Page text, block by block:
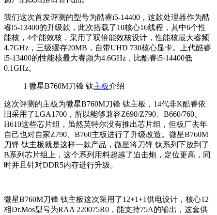
我们这次首发评测的型号为酷睿i5-14400，这款处理器作为酷
睿i5-13400的升级款，此次搭载了10核心16线程，其中6个性
能核，4个能效核，采用了双倍能效核设计，性能核最大睿频
4.7GHz，三级缓存20MB，自带UHD 730核心显卡。
上代酷睿
i5-13400的性能核最大睿频为4.6GHz，比酷睿i5-14400低
0.1GHz。
1 微星B760M刀锋 钛主板介绍
这次评测的主板为微星B760M刀锋 钛主板，14代非K酷睿依
旧采用了LGA1700，所以能够兼容Z690/Z790、B660/760、
H610这些芯片组，虽然英特尔没有推出芯片组，但板厂去年
自己也对自家Z790、B760主板进行了升级改造。微星B760M
刀锋 钛主板就是这样一款产品，微星将刀锋 钛系列下放到了
B系列芯片组上，这个系列用料超越了迫击炮，定位更高，同
时并且针对DDR5内存进行升级。
微星B760M刀锋 钛主板这次采用了12+1+1供电设计，核心12
相Dr.Mos型号为RAA 220075R0，能支持75A的输出，这套供